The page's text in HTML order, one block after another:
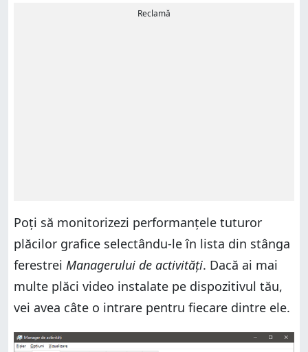
Reclamă
Poți să monitorizezi performanțele tuturor
plăcilor grafice selectându-le în lista din stânga
ferestrei Managerului de activități. Dacă ai mai
multe plăci video instalate pe dispozitivul tău,
vei avea câte o intrare pentru fiecare dintre ele.